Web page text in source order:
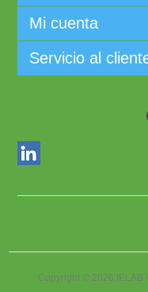
Mi cuenta
Servicio al
Copyright © 2026 IELAB